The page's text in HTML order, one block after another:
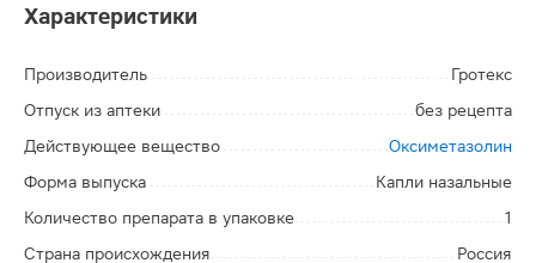
Характеристики
Производитель
Гротекс
Отпуск из аптеки
без рецепта
Действующее вещество
Оксиметазолин
Форма выпуска
Капли назальные
Количество препарата в упаковке
1
Страна происхождения
Россия